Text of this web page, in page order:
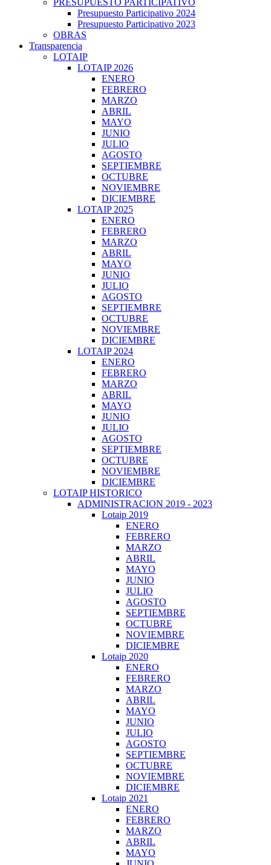
PRESUPUESTO PARTICIPATIVO
Presupuesto Participativo 2024
Presupuesto Participativo 2023
OBRAS
Transparencia
LOTAIP
LOTAIP 2026
ENERO
FEBRERO
MARZO
ABRIL
MAYO
JUNIO
JULIO
AGOSTO
SEPTIEMBRE
OCTUBRE
NOVIEMBRE
DICIEMBRE
LOTAIP 2025
ENERO
FEBRERO
MARZO
ABRIL
MAYO
JUNIO
JULIO
AGOSTO
SEPTIEMBRE
OCTUBRE
NOVIEMBRE
DICIEMBRE
LOTAIP 2024
ENERO
FEBRERO
MARZO
ABRIL
MAYO
JUNIO
JULIO
AGOSTO
SEPTIEMBRE
OCTUBRE
NOVIEMBRE
DICIEMBRE
LOTAIP HISTORICO
ADMINISTRACION 2019 - 2023
Lotaip 2019
ENERO
FEBRERO
MARZO
ABRIL
MAYO
JUNIO
JULIO
AGOSTO
SEPTIEMBRE
OCTUBRE
NOVIEMBRE
DICIEMBRE
Lotaip 2020
ENERO
FEBRERO
MARZO
ABRIL
MAYO
JUNIO
JULIO
AGOSTO
SEPTIEMBRE
OCTUBRE
NOVIEMBRE
DICIEMBRE
Lotaip 2021
ENERO
FEBRERO
MARZO
ABRIL
MAYO